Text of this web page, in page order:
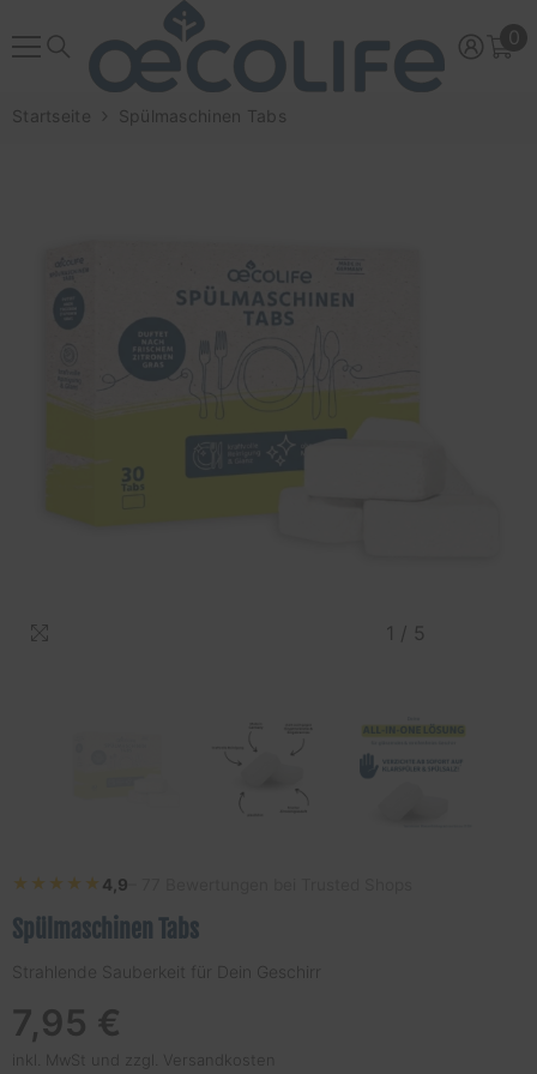
00
Startseite Spülmaschinen Tabs
1 / 5
★★★★★
★★★★★ 4,9
Spülmaschinen Tabs
Strahlende Sauberkeit für Dein Geschirr
Regulärer
Preis
7,95 €
inkl. MwSt und zzgl. Versandkosten